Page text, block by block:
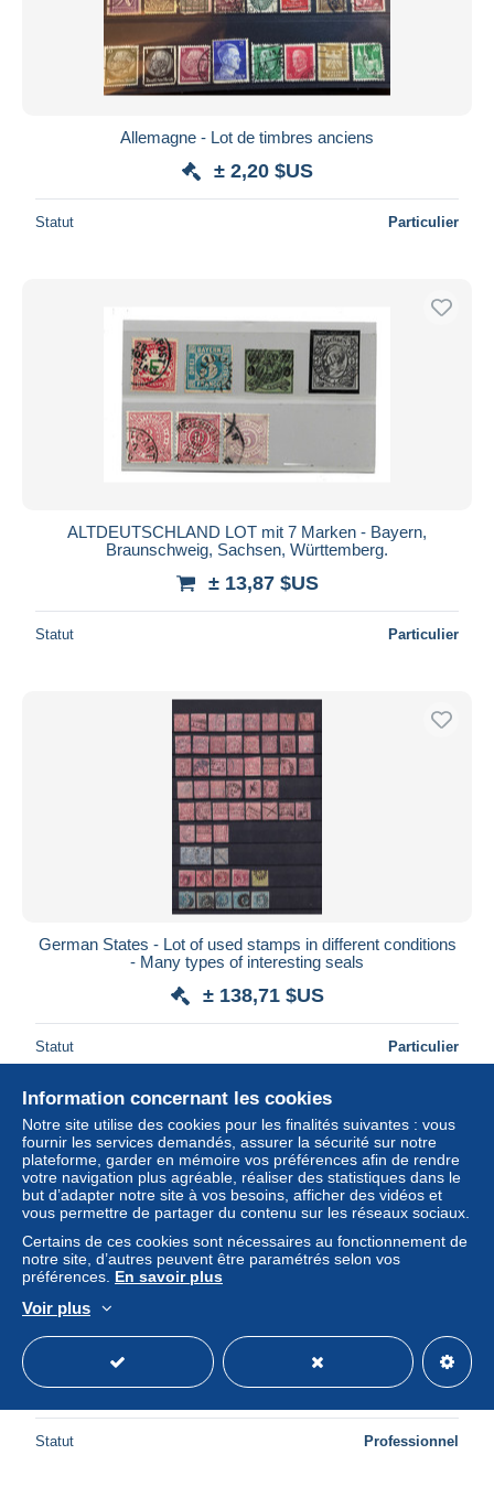
Allemagne - Lot de timbres anciens
± 2,20 $US
Statut Particulier
ALTDEUTSCHLAND LOT mit 7 Marken - Bayern,
Braunschweig, Sachsen, Württemberg.
± 13,87 $US
Statut Particulier
German States - Lot of used stamps in different conditions
- Many types of interesting seals
± 138,71 $US
Statut Particulier
C 211 - Allemagne : 20 timbres avec défaut
± 44,32 $US
Statut Professionnel
Information concernant les cookies
Notre site utilise des cookies pour les finalités suivantes : vous
fournir les services demandés, assurer la sécurité sur notre
plateforme, garder en mémoire vos préférences afin de rendre
votre navigation plus agréable, réaliser des statistiques dans le
but d’adapter notre site à vos besoins, afficher des vidéos et
vous permettre de partager du contenu sur les réseaux sociaux.
Certains de ces cookies sont nécessaires au fonctionnement de
notre site, d’autres peuvent être paramétrés selon vos
préférences. En savoir plus
Voir plus